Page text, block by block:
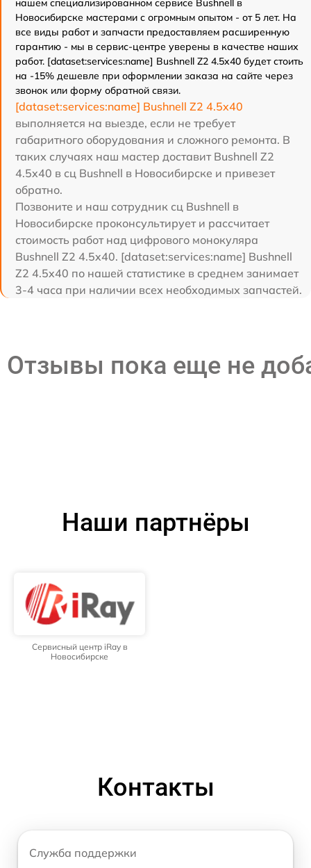
нашем специализированном сервисе Bushnell в
Новосибирске мастерами с огромным опытом - от 5 лет. На
все виды работ и запчасти предоставляем расширенную
гарантию - мы в сервис-центре уверены в качестве наших
работ. [dataset:services:name] Bushnell Z2 4.5x40 будет стоить
на -15% дешевле при оформлении заказа на сайте через
звонок или форму обратной связи.
[dataset:services:name] Bushnell Z2 4.5x40
выполняется на выезде, если не требует
габаритного оборудования и сложного ремонта. В
таких случаях наш мастер доставит Bushnell Z2
4.5x40 в сц Bushnell в Новосибирске и привезет
обратно.
Позвоните и наш сотрудник сц Bushnell в
Новосибирске проконсультирует и рассчитает
стоимость работ над цифрового монокуляра
Bushnell Z2 4.5x40. [dataset:services:name] Bushnell
Z2 4.5x40 по нашей статистике в среднем занимает
3-4 часа при наличии всех необходимых запчастей.
Отзывы пока еще не
Наши партнёры
Сервисный центр iRay в
Новосибирске
Контакты
Служба поддержки